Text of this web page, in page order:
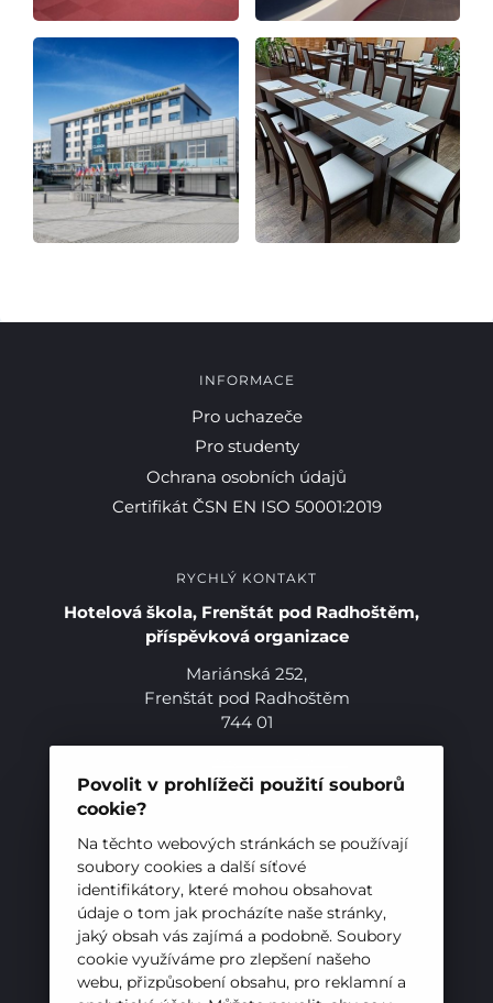
Povolit v prohlížeči použití souborů
cookie?
Na těchto webových stránkách se používají
soubory cookies a další síťové
identifikátory, které mohou obsahovat
údaje o tom jak procházíte naše stránky,
jaký obsah vás zajímá a podobně. Soubory
cookie využíváme pro zlepšení našeho
webu, přizpůsobení obsahu, pro reklamní a
Pro uchazeče
INFORMACE
Pro uchazeče
Pro studenty
Ochrana osobních údajů
Certifikát ČSN EN ISO 50001:2019
RYCHLÝ KONTAKT
Hotelová škola, Frenštát pod Radhoštěm,
příspěvková organizace
Mariánská 252,
Frenštát pod Radhoštěm
744 01
E-mail:sekretariat@hotelovkafren.cz
Datová schránka: bc5jrez
IČ: 00576441
ZŘIZOVATEL
Hotelová škola, Frenštát pod Radhoštěm je
příspěvkovou organizací zřizovanou
Moravskoslezským krajem